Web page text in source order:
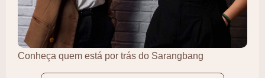
Conheça quem está por trás do Sarangbang